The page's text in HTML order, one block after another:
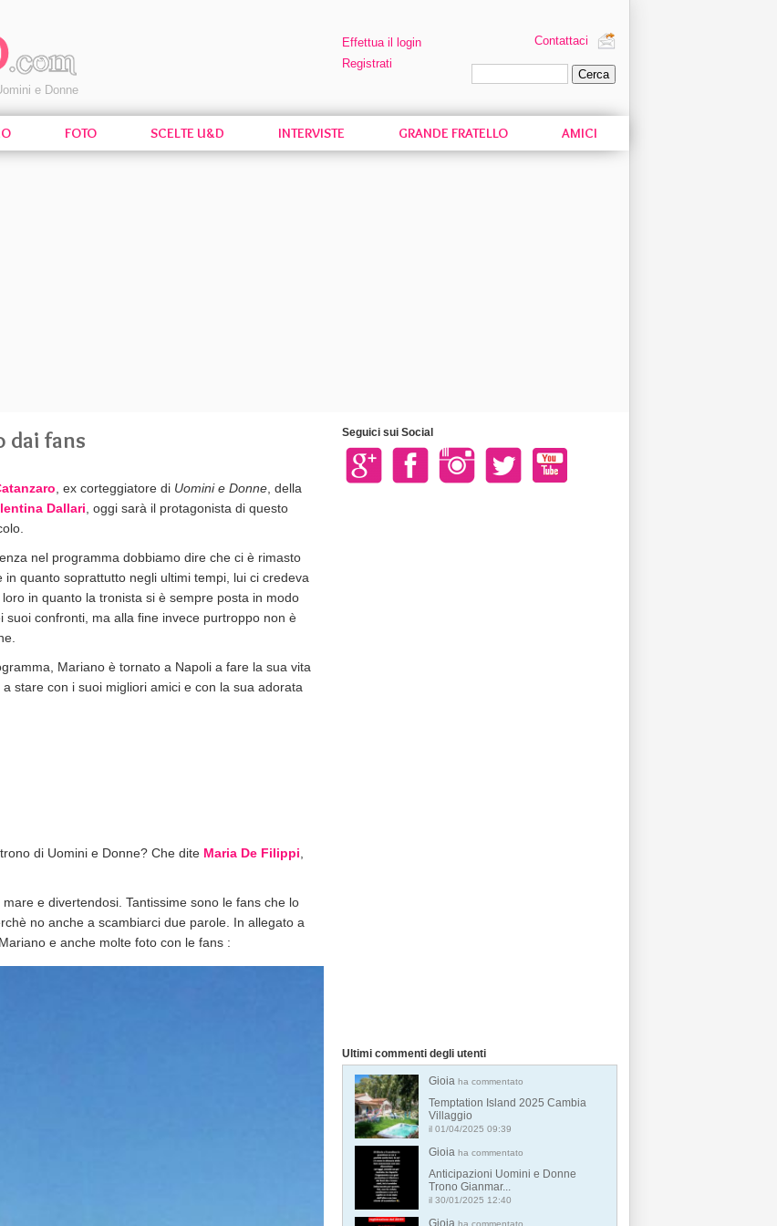
e Donne
Effettua il login
Registrati
Contattaci
FOTO SCELTE U&D INTERVISTE GRANDE FRATELLO AMICI
dai fans
, ex corteggiatore di Uomini e Donne , della
Dallari , oggi sarà il protagonista di questo
nel programma dobbiamo dire che ci è rimasto
in quanto soprattutto negli ultimi tempi, lui ci credeva
in quanto la tronista si è sempre posta in modo
suoi confronti, ma alla fine invece purtroppo non è
Mariano è tornato a Napoli a fare la sua vita
stare con i suoi migliori amici e con la sua adorata
di Uomini e Donne? Che dite Maria De Filippi
e divertendosi. Tantissime sono le fans che lo
no anche a scambiarci due parole. In allegato a
e anche molte foto con le fans :
Seguici sui Social
Ultimi commenti degli utenti
Gioia ha commentato
Temptation Island 2025 Cambia
Villaggio
il 01/04/2025 09:39
Gioia ha commentato
Anticipazioni Uomini e Donne
Trono Gianmar...
il 30/01/2025 12:40
Gioia ha commentato